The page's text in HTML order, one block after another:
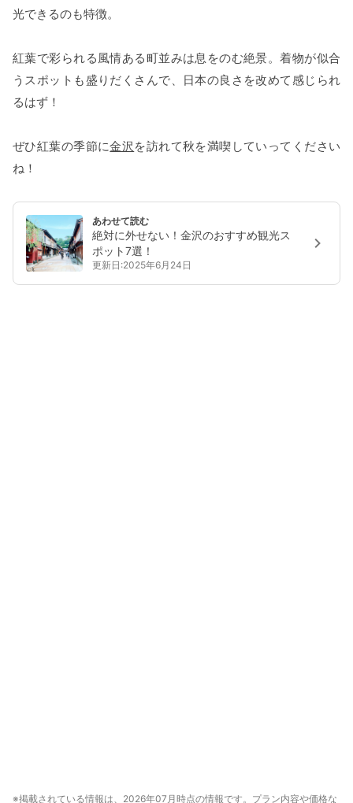
光できるのも特徴。
紅葉で彩られる風情ある町並みは息をのむ絶景。着物が似合
うスポットも盛りだくさんで、日本の良さを改めて感じられ
るはず！
ぜひ紅葉の季節に金沢 を訪れて秋を満喫していってください
ね！
あわせて読む
絶対に外せない！金沢のおすすめ観光ス
ポット7選！
更新日:2025年6月24日
※掲載されている情報は、2026年07月時点の情報です。プラン内容や価格な